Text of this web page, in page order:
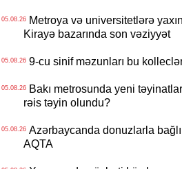
05.08.26Metroya və universitetlərə
Kirayə bazarında son vəziyyət
05.08.269-cu sinif məzunları bu
05.08.26Bakı metrosunda yeni
rəis təyin olundu?
05.08.26Azərbaycanda donuzlarla
AQTA